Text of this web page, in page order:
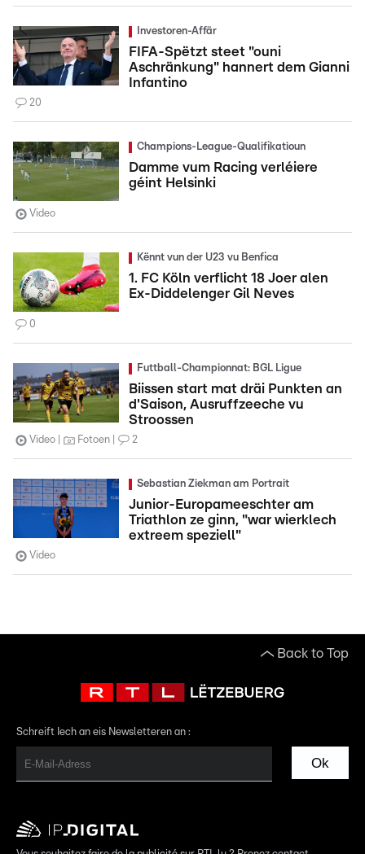
Investoren-Affär
FIFA-Spëtzt steet "ouni
Aschränkung" hannert dem Gianni
Infantino
20
Champions-League-Qualifikatioun
Damme vum Racing verléiere
géint Helsinki
Video
Kënnt vun der U23 vu Benfica
1. FC Köln verflicht 18 Joer alen
Ex-Diddelenger Gil Neves
0
Futtball-Championnat: BGL Ligue
Biissen start mat dräi Punkten an
d'Saison, Ausruffzeeche vu
Stroossen
Video Fotoen 2
Sebastian Ziekman am Portrait
Junior-Europameeschter am
Triathlon ze ginn, "war wierklech
extreem speziell"
Video
Back to Top
Schreift Iech an eis Newsletteren an :
Ok